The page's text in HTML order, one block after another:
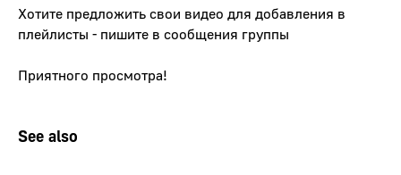
Хотите предложить свои видео для добавления в
плейлисты - пишите в сообщения группы
Приятного просмотра!
See also